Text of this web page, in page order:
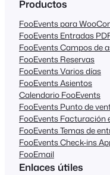
Productos
FooEvents para
FooEvents Entradas
FooEvents Campos de
FooEvents Reservas
FooEvents Varios días
FooEvents Asientos
Calendario FooEvents
FooEvents Punto de
FooEvents Facturación
FooEvents Temas de
FooEvents Check-ins
FooEmail
Enlaces útiles